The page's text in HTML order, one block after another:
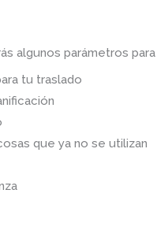
algunos parámetros
tu traslado
que ya no se utilizan